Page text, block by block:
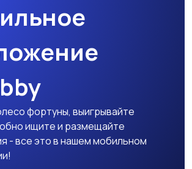
фортуны, выигрывайте
ищите и размещайте
- все это в нашем мобильном